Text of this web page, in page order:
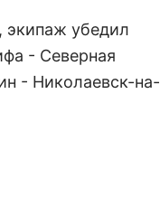
экипаж убедил
- Северная
- Николаевск-на-